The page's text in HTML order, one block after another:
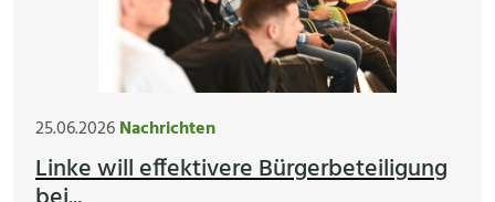
25.06.2026Nachrichten
Linke will effektivere Bürgerbeteiligung